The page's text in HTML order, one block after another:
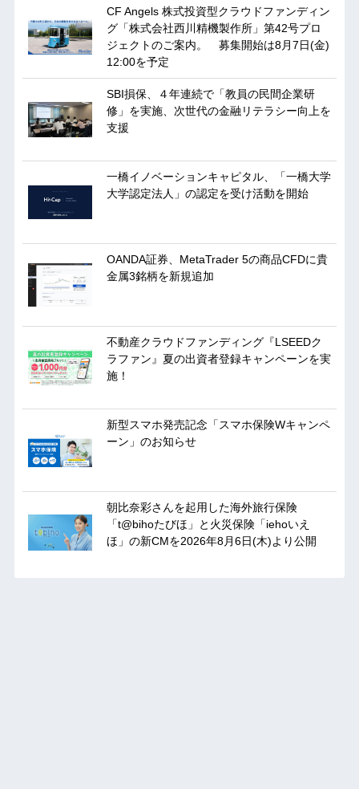
CF Angels 株式投資型クラウドファンディン
グ「株式会社西川精機製作所」第42号プロ
ジェクトのご案内。 募集開始は8月7日(金)
12:00を予定
SBI損保、４年連続で「教員の民間企業研
修」を実施、次世代の金融リテラシー向上を
支援
一橋イノベーションキャピタル、「一橋大学
大学認定法人」の認定を受け活動を開始
OANDA証券、MetaTrader 5の商品CFDに貴
金属3銘柄を新規追加
不動産クラウドファンディング『LSEEDク
ラファン』夏の出資者登録キャンペーンを実
施！
新型スマホ発売記念「スマホ保険Wキャンペ
ーン」のお知らせ
朝比奈彩さんを起用した海外旅行保険
「t@bihoたびほ」と火災保険「iehoいえ
ほ」の新CMを2026年8月6日(木)より公開